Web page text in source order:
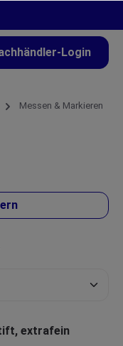
Login
Messen & Markieren
extrafein